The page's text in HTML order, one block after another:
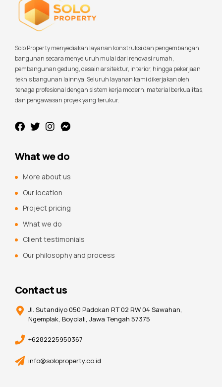
Solo Property menyediakan layanan konstruksi dan pengembangan
bangunan secara menyeluruh mulai dari renovasi rumah,
pembangunan gedung, desain arsitektur, interior, hingga pekerjaan
teknis bangunan lainnya. Seluruh layanan kami dikerjakan oleh
tenaga profesional dengan sistem kerja modern, material berkualitas,
dan pengawasan proyek yang terukur.
What we do
More about us
Our location
Project pricing
What we do
Client testimonials
Our philosophy and process
Contact us
Jl. Sutandiyo 050 Padokan RT 02 RW 04 Sawahan,
Ngemplak, Boyolali, Jawa Tengah 57375
+6282225950367
info@soloproperty.co.id